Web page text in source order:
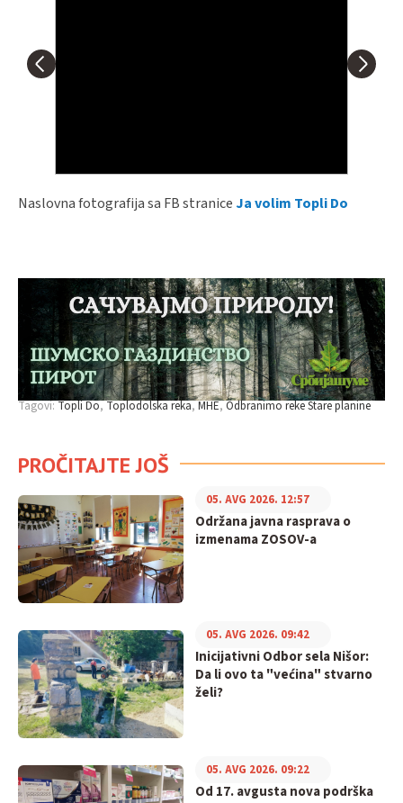
Naslovna fotografija sa FB stranice Ja volim Topli Do
Tagovi:Topli Do Toplodolska reka MHE Odbranimo reke Stare planine
PROČITAJTE JOŠ
Održana javna rasprava o
izmenama ZOSOV-a
05. AVG 2026. 12:57
Inicijativni Odbor sela Nišor:
Da li ovo ta "većina" stvarno
želi?
05. AVG 2026. 09:42
Od 17. avgusta nova podrška
05. AVG 2026. 09:22